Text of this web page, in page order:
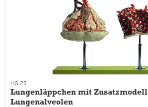
HS 23
Lungenläppchen mit Zusatzmodell
Lungenalveolen